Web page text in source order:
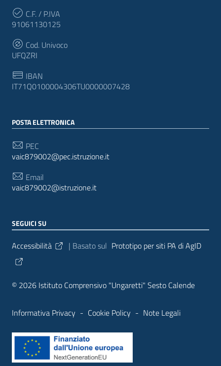
C.F. / P.IVA
91061130125
Cod. Univoco
UFQZRI
IBAN
IT71Q0100004306TU0000007428
POSTA ELETTRONICA
PEC
vaic879002@pec.istruzione.it
Email
vaic879002@istruzione.it
SEGUICI SU
Sezione Link Utili
Accessibilità | Basato sul Prototipo per siti PA di AgID
© 2026 Istituto Comprensivo "Ungaretti" Sesto Calende
Informativa Privacy - Cookie Policy - Note Legali